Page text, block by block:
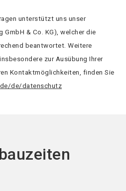
unterstützt uns unser
& Co. KG), welcher die
beantwortet. Weitere
zur Ausübung Ihrer
Kontaktmöglichkeiten, finden Sie
de/datenschutz